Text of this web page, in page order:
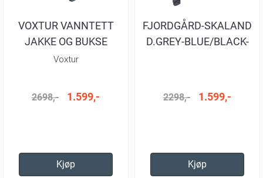
VOXTUR VANNTETT
JAKKE OG BUKSE
SAILOR BLUE HERRE
Voxtur
2698,- 1.599,-
Kjøp
FJORDGÅRD-SKALAND
D.GREY-BLUE/BLACK-
2298,- 1.599,-
Kjøp